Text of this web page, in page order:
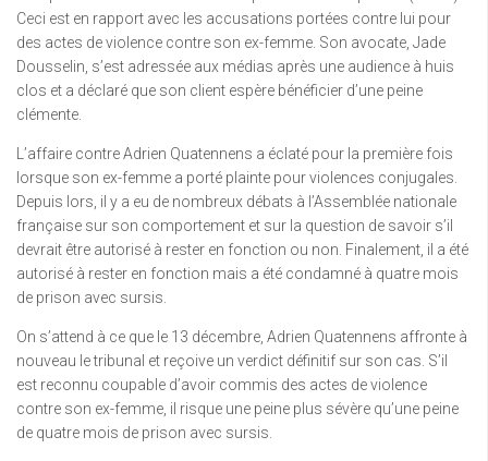
Ceci est en rapport avec les accusations portées contre lui pour
des actes de violence contre son ex-femme. Son avocate, Jade
Dousselin, s’est adressée aux médias après une audience à huis
clos et a déclaré que son client espère bénéficier d’une peine
clémente.
L’affaire contre Adrien Quatennens a éclaté pour la première fois
lorsque son ex-femme a porté plainte pour violences conjugales.
Depuis lors, il y a eu de nombreux débats à l’Assemblée nationale
française sur son comportement et sur la question de savoir s’il
devrait être autorisé à rester en fonction ou non. Finalement, il a été
autorisé à rester en fonction mais a été condamné à quatre mois
de prison avec sursis.
On s’attend à ce que le 13 décembre, Adrien Quatennens affronte à
nouveau le tribunal et reçoive un verdict définitif sur son cas. S’il
est reconnu coupable d’avoir commis des actes de violence
contre son ex-femme, il risque une peine plus sévère qu’une peine
de quatre mois de prison avec sursis.